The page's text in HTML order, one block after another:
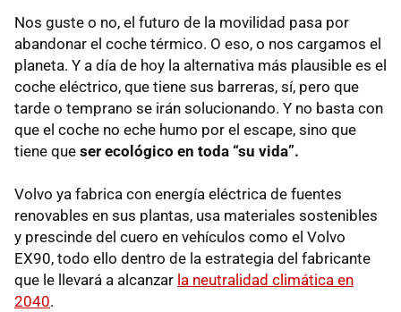
Nos guste o no, el futuro de la movilidad pasa por
abandonar el coche térmico. O eso, o nos cargamos el
planeta. Y a día de hoy la alternativa más plausible es el
coche eléctrico, que tiene sus barreras, sí, pero que
tarde o temprano se irán solucionando. Y no basta con
que el coche no eche humo por el escape, sino que
tiene que ser ecológico en toda “su vida”.
Volvo ya fabrica con energía eléctrica de fuentes
renovables en sus plantas, usa materiales sostenibles
y prescinde del cuero en vehículos como el Volvo
EX90, todo ello dentro de la estrategia del fabricante
que le llevará a alcanzar la neutralidad climática en
2040.